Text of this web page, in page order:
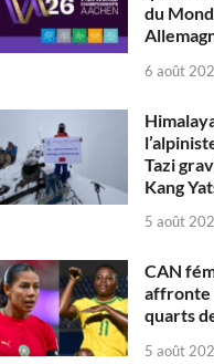
du
6 août
Tazi
Kang
5 août
CAN
affronte
quarts
5 août